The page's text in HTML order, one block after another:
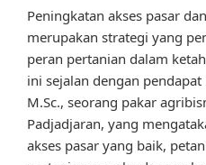
Peningkatan akses pasar
merupakan strategi yang
peran pertanian dalam
ini sejalan dengan pendapat
M.Sc., seorang pakar
Padjadjaran, yang
akses pasar yang baik,